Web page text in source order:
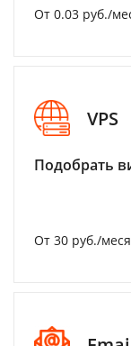
От 0.03 руб./
VPS
Подобрать
От 30 руб./